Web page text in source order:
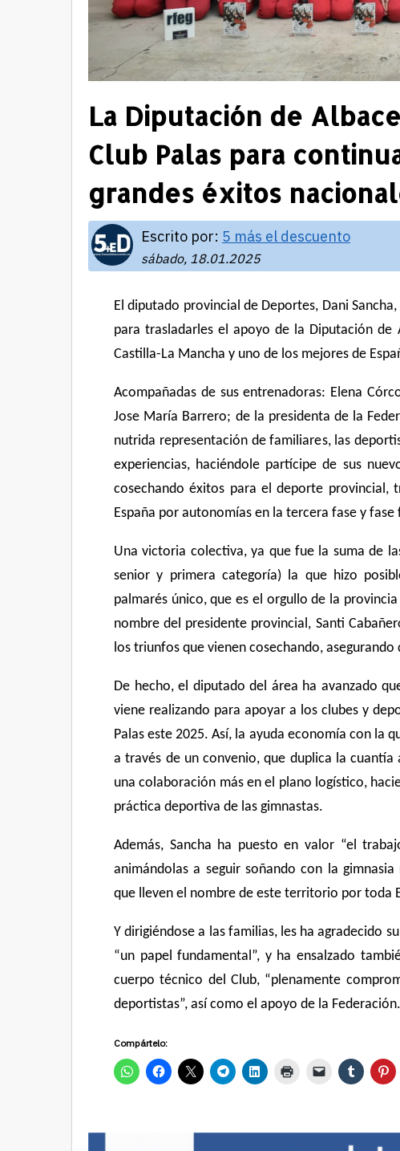
La Diputación de
Club Palas para
grandes éxitos
Escrito por: 5 más el descuento
sábado, 18.01.2025
El diputado provincial de Deportes, Dani
para trasladarles el apoyo de la Diputación
Castilla-La Mancha y uno de los mejores de
Acompañadas de sus entrenadoras: Elena
Jose María Barrero; de la presidenta de la
nutrida representación de familiares, las
experiencias, haciéndole partícipe de sus
cosechando éxitos para el deporte provincial,
España por autonomías en la tercera fase y
Una victoria colectiva, ya que fue la suma de
senior y primera categoría) la que hizo
palmarés único, que es el orgullo de la
nombre del presidente provincial, Santi
los triunfos que vienen cosechando,
De hecho, el diputado del área ha avanzado
viene realizando para apoyar a los clubes y
Palas este 2025. Así, la ayuda economía con la
a través de un convenio, que duplica la
una colaboración más en el plano logístico,
práctica deportiva de las gimnastas.
Además, Sancha ha puesto en valor “el
animándolas a seguir soñando con la
que lleven el nombre de este territorio por toda
Y dirigiéndose a las familias, les ha agradecido
“un papel fundamental”, y ha ensalzado
cuerpo técnico del Club, “plenamente
deportistas”, así como el apoyo de la Federación.
Compártelo: